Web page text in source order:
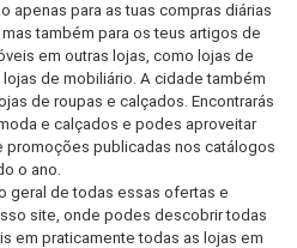
apenas para as tuas compras diárias
também para os teus artigos de
em outras lojas, como lojas de
de mobiliário. A cidade também
de roupas e calçados. Encontrarás
e calçados e podes aproveitar
promoções publicadas nos catálogos
o ano.
geral de todas essas ofertas e
site, onde podes descobrir todas
em praticamente todas as lojas em